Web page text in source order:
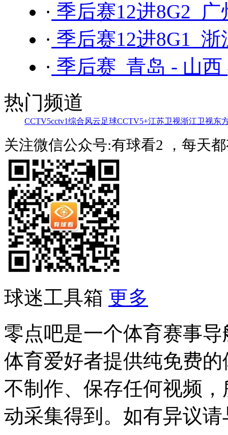
· 季后赛12进8G2
· 季后赛12进8G1
· 季后赛 青岛 - 山西
热门频道
CCTV5cctv1综合风云足球CCTV5+江苏卫视浙江卫视东
关注微信公众号:有球看2 ，每天
球迷工具箱 更多
零点吧是一个体育赛事
体育爱好者提供纯免费
不制作、保存任何视频
动采集得到。如有异议